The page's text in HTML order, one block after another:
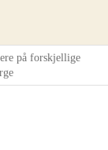
på forskjellige